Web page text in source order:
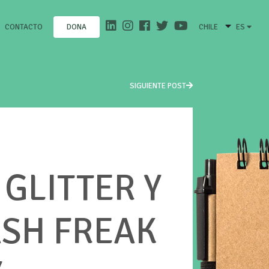
CONTACTO DONA CHILE ES
SIGUIENTE POST
Y
FREAK